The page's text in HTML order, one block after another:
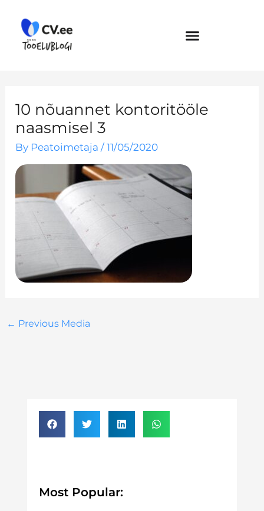
content
10 nõuannet kontoritööle
naasmisel 3
By Peatoimetaja/11/05/2020
← Previous Media
Most Popular: